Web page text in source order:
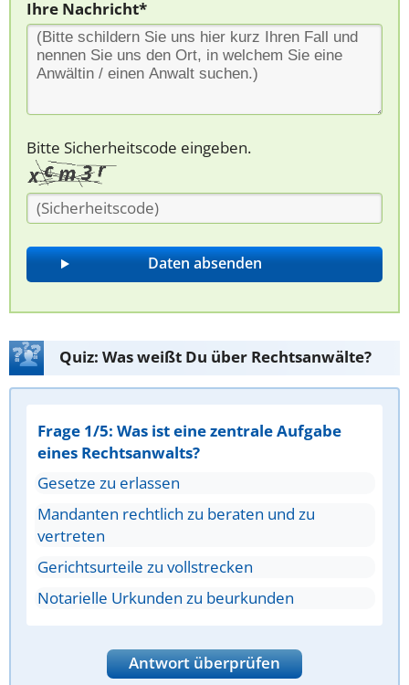
Ihre Nachricht*
Bitte Sicherheitscode eingeben.
Quiz: Was weißt Du über Rechtsanwälte?
Frage 1/5: Was ist eine zentrale Aufgabe
eines Rechtsanwalts?
Gesetze zu erlassen
Mandanten rechtlich zu beraten und zu
vertreten
Gerichtsurteile zu vollstrecken
Notarielle Urkunden zu beurkunden
Antwort überprüfen